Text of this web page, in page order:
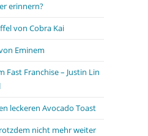
erinnern?
von Cobra Kai
Eminem
Fast Franchise – Justin Lin
leckeren Avocado Toast
nicht mehr weiter